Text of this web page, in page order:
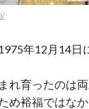
年12月14日
れ育ったのは
め裕福ではなか